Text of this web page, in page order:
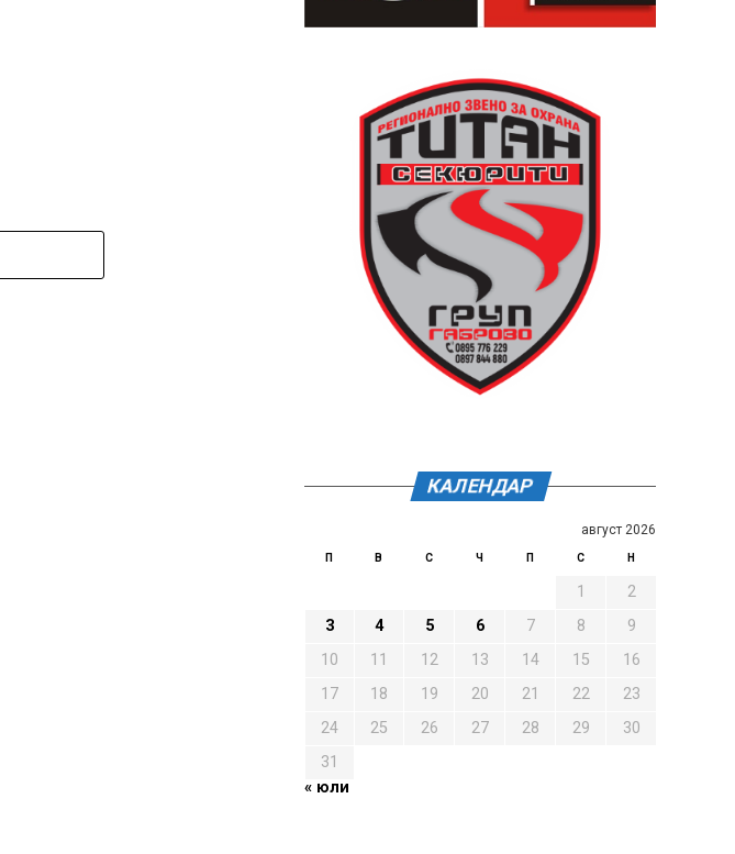
КАЛЕНДАР
август 2026
П В С Ч П С Н
1
2
3
4 5 6 7 8
9
10
11 12 13 14 15
16
17
18 19 20 21 22
23
24
25 26 27 28 29
30
31
« юли